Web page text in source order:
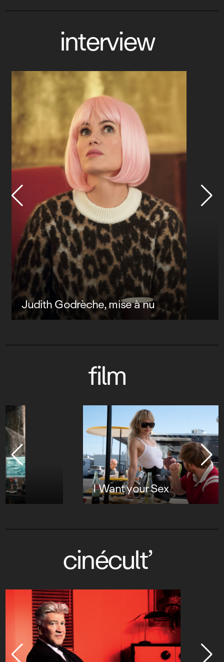
interview
Judith Godrèche, mise à nu
film
I Want your Sex
cinécult’